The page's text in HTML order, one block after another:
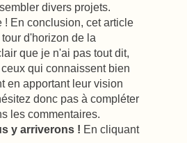
divers projets.
! En conclusion, cet article
d'horizon de la
que je n'ai pas tout dit,
qui connaissent bien
en apportant leur vision
donc pas à compléter
les commentaires.
y arriverons ! En cliquant